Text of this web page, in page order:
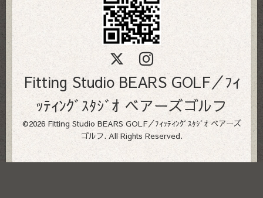
Fitting Studio BEARS GOLF／ﾌｨ
ｯﾃｨﾝｸﾞｽﾀｼﾞｵ ベアーズゴルフ
©2026 Fitting Studio BEARS GOLF／ﾌｨｯﾃｨﾝｸﾞｽﾀｼﾞｵ ベアーズ
ゴルフ. All Rights Reserved.